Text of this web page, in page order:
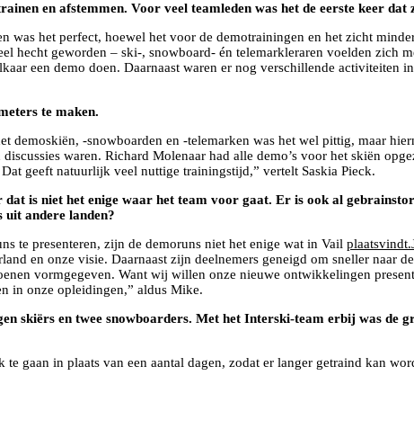
en afstemmen. Voor veel teamleden was het de eerste keer dat
was het perfect, hoewel het voor de demotrainingen en het zicht
hecht geworden – ski-, snowboard- én telemarkleraren voelden zich
een demo doen. Daarnaast waren er nog verschillende
te maken.
demoskiën, -snowboarden en -telemarken was het wel pittig, maar
waren. Richard Molenaar had alle demo’s voor het skiën
geeft natuurlijk veel nuttige trainingstijd,” vertelt Saskia Pieck.
is niet het enige waar het team voor gaat. Er is ook al
uit andere landen?
te presenteren, zijn de demoruns niet het enige wat in Vail
en onze visie. Daarnaast zijn deelnemers geneigd om sneller naar
vormgegeven. Want wij willen onze nieuwe ontwikkelingen
in onze opleidingen,” aldus Mike.
skiërs en twee snowboarders. Met het Interski-team erbij was
gaan in plaats van een aantal dagen, zodat er langer getraind kan